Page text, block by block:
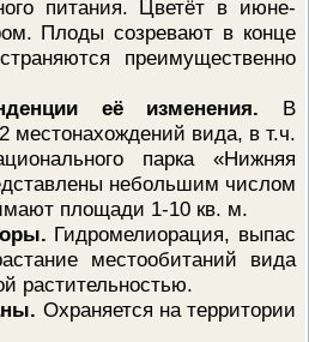
питания. Цветёт в июне-
Плоды созревают в конце
преимущественно
её изменения. В
местонахождений вида, в т.ч.
парка «Нижняя
небольшим числом
площади 1-10 кв. м.
Гидромелиорация, выпас
местообитаний вида
растительностью.
Охраняется на территории